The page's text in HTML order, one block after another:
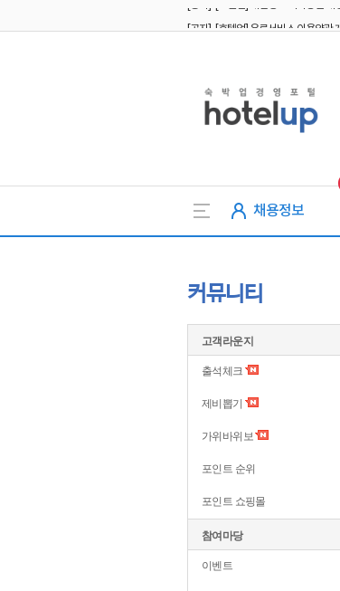
채용정보
커뮤니티
고객라운지
출석체크
제비뽑기
가위바위보
포인트 순위
포인트 쇼핑몰
참여마당
이벤트